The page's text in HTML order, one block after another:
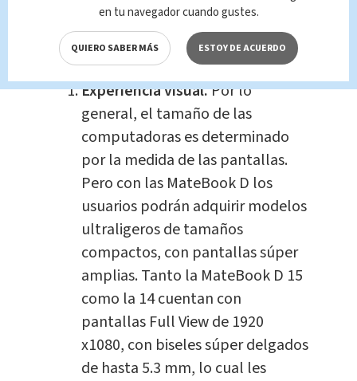
EMUI 10 o posterior, como los
teléfonos P40 Pro, P40, Nova 5T y la
serie Mate 20.
Experiencia visual.Por lo
general, el tamaño de las
computadoras es determinado
por la medida de las pantallas.
Pero con las MateBook D los
usuarios podrán adquirir modelos
ultraligeros de tamaños
compactos, con pantallas súper
amplias. Tanto la MateBook D 15
como la 14 cuentan con
pantallas Full View de 1920
x1080, con biseles súper delgados
de hasta 5.3 mm, lo cual les
en tu navegador cuando gustes.
QUIERO SABER MÁS ESTOY DE ACUERDO